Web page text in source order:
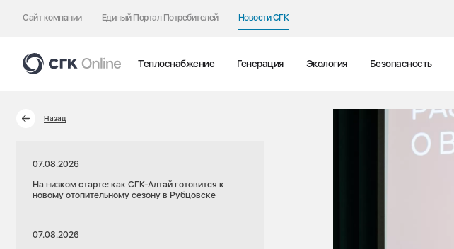
Сайт компании Единый Портал Потребителей Новости СГК
Теплоснабжение Генерация Экология Безопасность
Назад
07.08.2026
На низком старте: как СГК-Алтай готовится к
новому отопительному сезону в Рубцовске
07.08.2026